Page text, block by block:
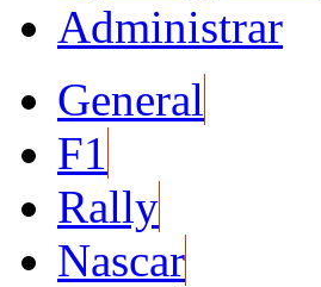
Administrar
General
F1
Rally
Nascar